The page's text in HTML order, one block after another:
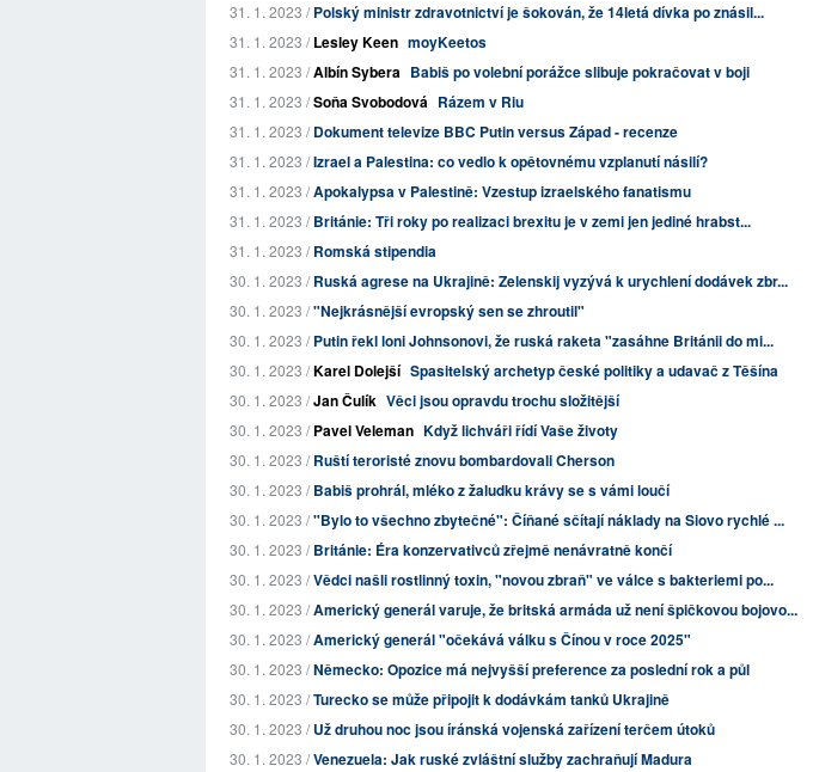
31. 1. 2023 /Polský ministr zdravotnictví je šokován, že 14letá dívka po znásil...
31. 1. 2023 /Lesley Keen moyKeetos
31. 1. 2023 /Albín Sybera Babiš po volební porážce slibuje pokračovat v boji
31. 1. 2023 /Soňa Svobodová Rázem v Riu
31. 1. 2023 /Dokument televize BBC Putin versus Západ - recenze
31. 1. 2023 /Izrael a Palestina: co vedlo k opětovnému vzplanutí násilí?
31. 1. 2023 /Apokalypsa v Palestině: Vzestup izraelského fanatismu
31. 1. 2023 /Británie: Tři roky po realizaci brexitu je v zemi jen jediné hrabst...
31. 1. 2023 /Romská stipendia
30. 1. 2023 /Ruská agrese na Ukrajině: Zelenskij vyzývá k urychlení dodávek zbr...
30. 1. 2023 /"Nejkrásnější evropský sen se zhroutil"
30. 1. 2023 /Putin řekl loni Johnsonovi, že ruská raketa "zasáhne Británii do mi...
30. 1. 2023 /Karel Dolejší Spasitelský archetyp české politiky a udavač z Těšína
30. 1. 2023 /Jan Čulík Věci jsou opravdu trochu složitější
30. 1. 2023 /Pavel Veleman Když lichváři řídí Vaše životy
30. 1. 2023 /Ruští teroristé znovu bombardovali Cherson
30. 1. 2023 /Babiš prohrál, mléko z žaludku krávy se s vámi loučí
30. 1. 2023 /"Bylo to všechno zbytečné": Číňané sčítají náklady na Siovo rychlé ...
30. 1. 2023 /Británie: Éra konzervativců zřejmě nenávratně končí
30. 1. 2023 /Vědci našli rostlinný toxin, "novou zbraň" ve válce s bakteriemi po...
30. 1. 2023 /Americký generál varuje, že britská armáda už není špičkovou bojovo...
30. 1. 2023 /Americký generál "očekává válku s Čínou v roce 2025"
30. 1. 2023 /Německo: Opozice má nejvyšší preference za poslední rok a půl
30. 1. 2023 /Turecko se může připojit k dodávkám tanků Ukrajině
30. 1. 2023 /Už druhou noc jsou íránská vojenská zařízení terčem útoků
30. 1. 2023 /Venezuela: Jak ruské zvláštní služby zachraňují Madura